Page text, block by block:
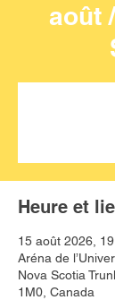
août
Heure et
15 août 2026,
Aréna de
Nova Scotia
1M0, Canada